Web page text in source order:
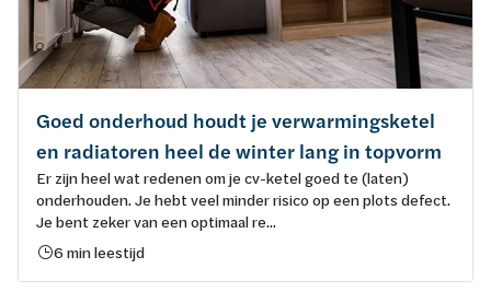
Goed onderhoud houdt je verwarmingsketel
en radiatoren heel de winter lang in topvorm
Er zijn heel wat redenen om je cv-ketel goed te (laten)
onderhouden. Je hebt veel minder risico op een plots defect.
Je bent zeker van een optimaal re...
6 min leestijd